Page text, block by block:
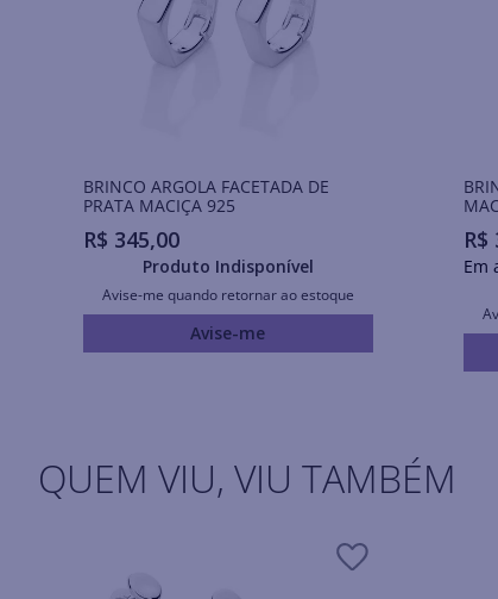
BRINCO ARGOLA FACETADA DE
PRATA MACIÇA 925
R$ 345,00
Produto Indisponível
Avise-me quando retornar ao estoque
Avise-me
R$
Em
QUEM VIU, VIU TAMBÉM